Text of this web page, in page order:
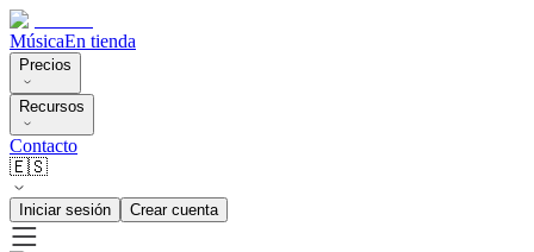
MúsicaEn tienda
Precios
Recursos
Contacto
🇪🇸
Iniciar sesión Crear cuenta